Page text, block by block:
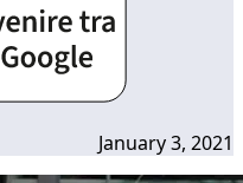
January 3, 2021